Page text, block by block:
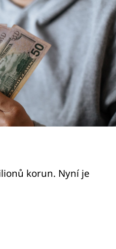
korun. Nyní je